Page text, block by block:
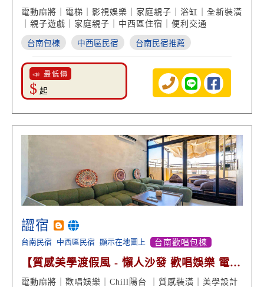
體包棟】
電動麻將｜電梯｜影視娛樂｜家庭親子｜浴缸｜全新裝潢
｜親子遊戲｜家庭親子｜中西區住宿｜便利交通
台南包棟 中西區民宿 台南民宿推薦
📣 最低價
$ 起
譅宿
台南民宿 中西區民宿 顯示在地圖上 台南歡唱包棟
【質感美學渡假風 - 懶人沙發 歡唱娛樂 電動
麻將室】
電動麻將｜歡唱娛樂｜Chill陽台 ｜質感裝潢｜美學設計